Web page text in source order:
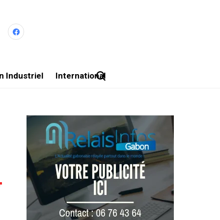
Industriel International